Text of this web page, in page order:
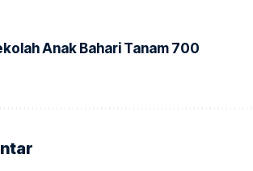
Anak Bahari Tanam 700